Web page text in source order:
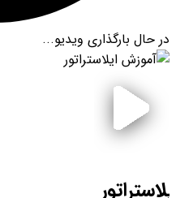
در حال بارگذاری ویدیو...